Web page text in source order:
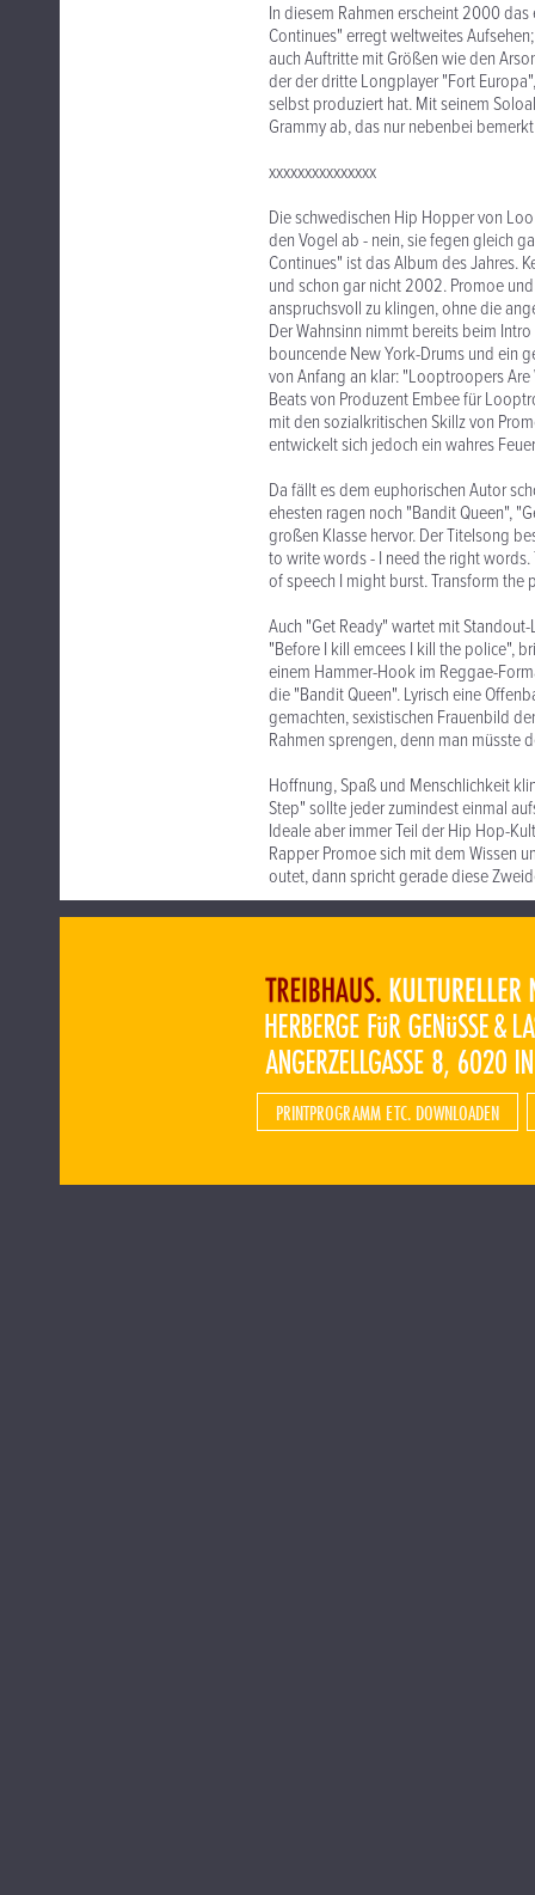
In diesem Rahmen erscheint 2000
Continues" erregt weltweites
auch Auftritte mit Größen wie den
der der dritte Longplayer "Fort
selbst produziert hat. Mit seinem
Grammy ab, das nur nebenbei
xxxxxxxxxxxxxxx
Die schwedischen Hip Hopper von
den Vogel ab - nein, sie fegen gleich
Continues" ist das Album des Jahres.
und schon gar nicht 2002. Promoe
anspruchsvoll zu klingen, ohne die
Der Wahnsinn nimmt bereits beim
bouncende New York-Drums und ein
von Anfang an klar: "Looptroopers
Beats von Produzent Embee für
mit den sozialkritischen Skillz von
entwickelt sich jedoch ein wahres
Da fällt es dem euphorischen Autor
ehesten ragen noch "Bandit Queen",
großen Klasse hervor. Der Titelsong
to write words - I need the right
of speech I might burst. Transform the
Auch "Get Ready" wartet mit
"Before I kill emcees I kill the police",
einem Hammer-Hook im Reggae-
die "Bandit Queen". Lyrisch eine
gemachten, sexistischen Frauenbild
Rahmen sprengen, denn man müsste
Hoffnung, Spaß und Menschlichkeit
Step" sollte jeder zumindest einmal
Ideale aber immer Teil der Hip Hop-
Rapper Promoe sich mit dem Wissen
outet, dann spricht gerade diese
PRINTPROGRAMM ETC. DOWNLOADEN